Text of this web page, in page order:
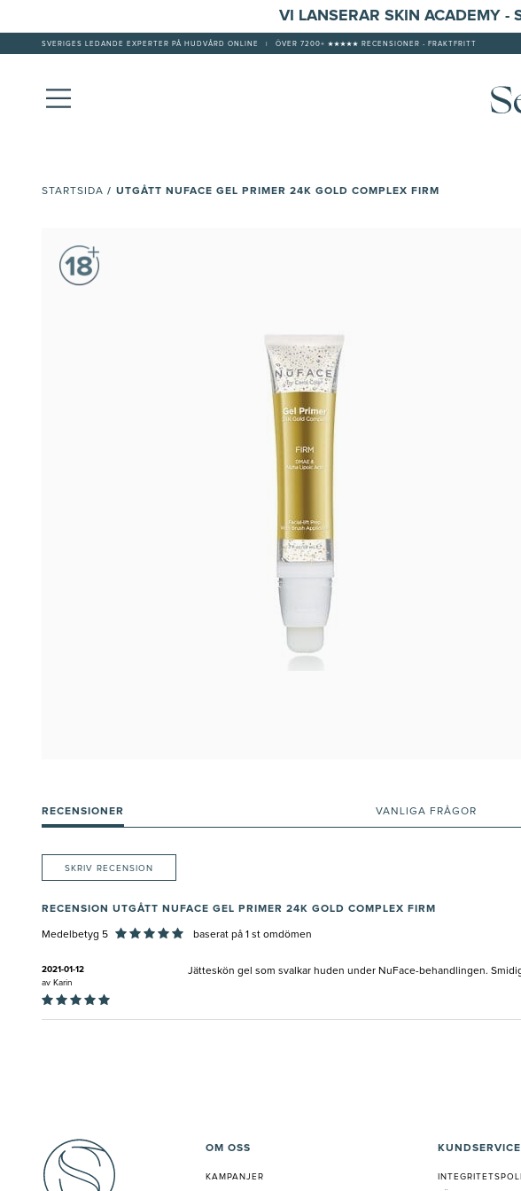
VI LANSERAR SKIN ACADEMY -
SVERIGES LEDANDE EXPERTER PÅ HUDVÅRD ONLINE ÖVER 7200+ ★★★★★ RECENSIONER - FRAKTFRITT
STARTSIDA / UTGÅTT NUFACE GEL PRIMER 24K GOLD COMPLEX FIRM
RECENSIONER VANLIGA FRÅGOR
SKRIV RECENSION
RECENSION UTGÅTT NUFACE GEL PRIMER 24K GOLD COMPLEX FIRM
Medelbetyg 5 baserat på 1 st omdömen
2021-01-12
av Karin
Jätteskön gel som svalkar huden under NuFace-behandlingen.
OM OSS
KAMPANJER
KUNDSERVICE